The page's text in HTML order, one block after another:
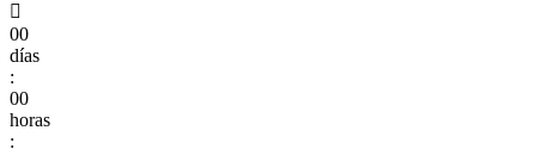

00
días
:
00
horas
: